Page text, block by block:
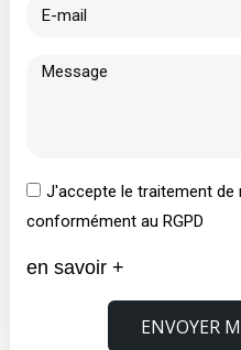
J'accepte le traitement de
conformément au RGPD
en savoir +
ENVOYER